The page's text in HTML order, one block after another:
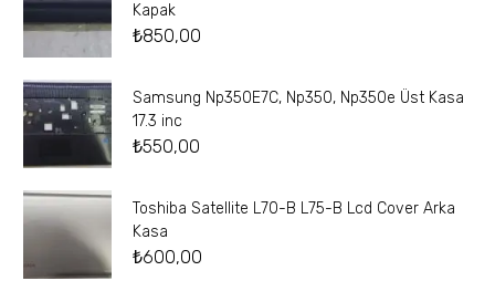
Kapak
₺850,00
Samsung Np350E7C, Np350, Np350e Üst Kasa
17.3 inc
₺550,00
Toshiba Satellite L70-B L75-B Lcd Cover Arka
Kasa
₺600,00